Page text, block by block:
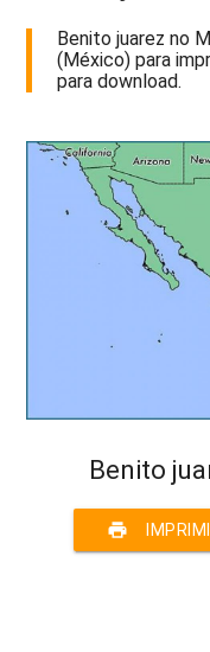
Benito juarez no
(México) para
para download.
Benito
print